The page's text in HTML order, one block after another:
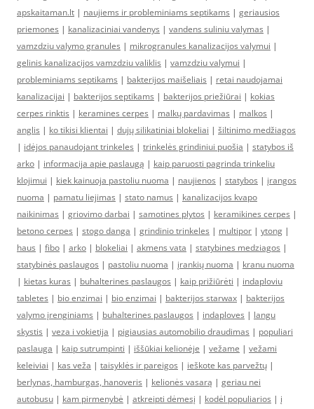
apskaitaman.lt | naujiems ir probleminiams septikams | geriausios
priemones | kanalizaciniai vandenys | vandens suliniu valymas |
vamzdziu valymo granules | mikrogranules kanalizacijos valymui |
gelinis kanalizacijos vamzdziu valiklis | vamzdziu valymui |
probleminiams septikams | bakterijos maišeliais | retai naudojamai
kanalizacijai | bakterijos septikams | bakterijos priežiūrai | kokias
cerpes rinktis | keramines cerpes | malkų pardavimas | malkos |
anglis | ko tikisi klientai | dujų silikatiniai blokeliai | šiltinimo medžiagos
| idėjos panaudojant trinkeles | trinkelės grindiniui puošia | statybos iš
arko | informacija apie paslaugą | kaip paruosti pagrinda trinkeliu
klojimui | kiek kainuoja pastoliu nuoma | naujienos | statybos | įrangos
nuoma | pamatu liejimas | stato namus | kanalizacijos kvapo
naikinimas | griovimo darbai | samotines plytos | keramikines cerpes |
betono cerpes | stogo danga | grindinio trinkeles | multipor | ytong |
haus | fibo | arko | blokeliai | akmens vata | statybines medziagos |
statybinės paslaugos | pastoliu nuoma | įrankių nuoma | kranu nuoma
| kietas kuras | buhalterines paslaugos | kaip prižiūrėti | indaploviu
tabletes | bio enzimai | bio enzimai | bakterijos starwax | bakterijos
valymo įrenginiams | buhalterines paslaugos | indaploves | langu
skystis | veza i vokietija | pigiausias automobilio draudimas | populiari
paslauga | kaip sutrumpinti | iššūkiai kelionėje | vežame | vežami
keleiviai | kas veža | taisyklės ir pareigos | ieškote kas parvežtų |
berlynas, hamburgas, hanoveris | kelionės vasarą | geriau nei
autobusu | kam pirmenybė | atkreipti dėmesį | kodėl populiarios | į